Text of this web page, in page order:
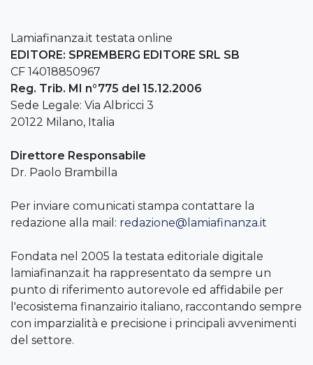
Lamiafinanza.it testata online
EDITORE: SPREMBERG EDITORE SRL SB
CF 14018850967
Reg. Trib. MI n°775 del 15.12.2006
Sede Legale: Via Albricci 3
20122 Milano, Italia
Direttore Responsabile
Dr. Paolo Brambilla
Per inviare comunicati stampa contattare la
redazione alla mail: redazione@lamiafinanza.it
Fondata nel 2005 la testata editoriale digitale
lamiafinanza.it ha rappresentato da sempre un
punto di riferimento autorevole ed affidabile per
l'ecosistema finanzairio italiano, raccontando sempre
con imparzialità e precisione i principali avvenimenti
del settore.